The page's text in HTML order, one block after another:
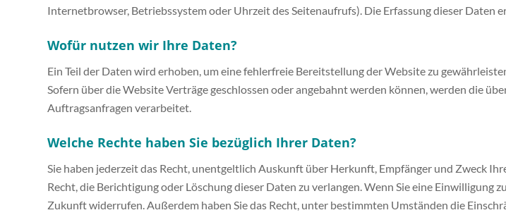
Internetbrowser, Betriebssystem oder Uhrzeit des Seitenaufrufs). Die Erfassung dieser Daten
Wofür nutzen wir Ihre Daten?
Ein Teil der Daten wird erhoben, um eine fehlerfreie Bereitstellung der Website zu
Sofern über die Website Verträge geschlossen oder angebahnt werden können, werden die
Auftragsanfragen verarbeitet.
Welche Rechte haben Sie bezüglich Ihrer Daten?
Sie haben jederzeit das Recht, unentgeltlich Auskunft über Herkunft, Empfänger und Zweck
Recht, die Berichtigung oder Löschung dieser Daten zu verlangen. Wenn Sie eine
Zukunft widerrufen. Außerdem haben Sie das Recht, unter bestimmten Umständen die